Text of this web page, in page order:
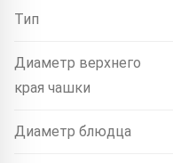
Тип
Диаметр верхнего
края чашки
Диаметр блюдца